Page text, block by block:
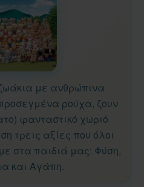
με ανθρώπινα
ρούχα, ζουν
φανταστικό χωριό
τρεις αξίες που όλοι
στα παιδιά μας: Φύση,
και Αγάπη.